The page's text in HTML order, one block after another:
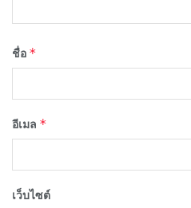
ชื่อ *
อีเมล *
เว็บไซต์